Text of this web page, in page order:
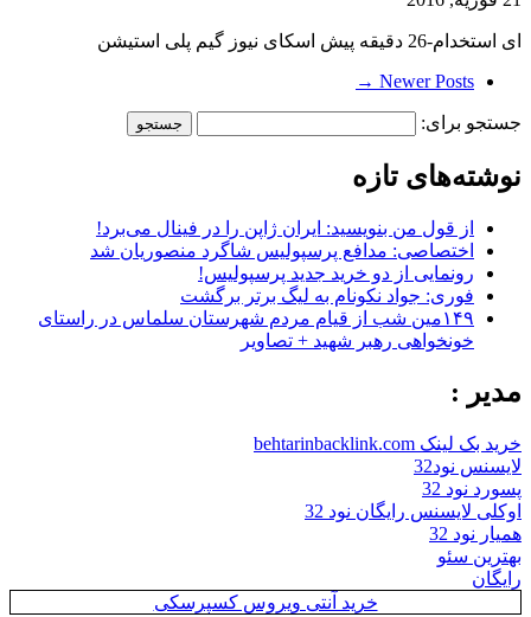
ای استخدام-26 دقیقه پیش اسکای نیوز گیم پلی استیشن
Newer Posts →
جستجو برای:
نوشته‌های تازه
از قول من بنویسید: ایران ژاپن را در فینال می‌برد!
اختصاصی: مدافع پرسپولیس شاگرد منصوریان شد
رونمایی از دو خرید جدید پرسپولیس!
فوری: جواد نکونام به لیگ برتر برگشت
۱۴۹مین شب از قیام مردم شهرستان سلماس در راستای
خونخواهی رهبر شهید + تصاویر
مدیر :
خرید بک لینک behtarinbacklink.com
لایسنس نود32
پسورد نود 32
اوکلی لایسنس رایگان نود 32
همیار نود 32
بهترین سئو
رایگان
خرید آنتی ویروس کسپرسکی